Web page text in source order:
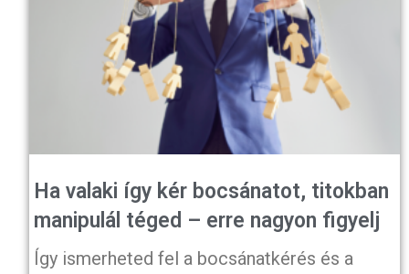
Ha valaki így kér bocsánatot, titokban
manipulál téged – erre nagyon figyelj
Így ismerheted fel a bocsánatkérés és a